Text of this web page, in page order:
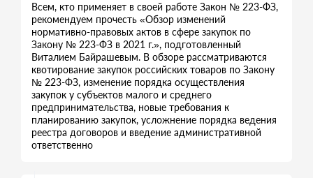
Всем, кто применяет в своей работе Закон № 223-ФЗ,
рекомендуем прочесть «Обзор изменений
нормативно-правовых актов в сфере закупок по
Закону № 223-ФЗ в 2021 г.», подготовленный
Виталием Байрашевым. В обзоре рассматриваются
квотирование закупок российских товаров по Закону
№ 223-ФЗ, изменение порядка осуществления
закупок у субъектов малого и среднего
предпринимательства, новые требования к
планированию закупок, усложнение порядка ведения
реестра договоров и введение административной
ответственно